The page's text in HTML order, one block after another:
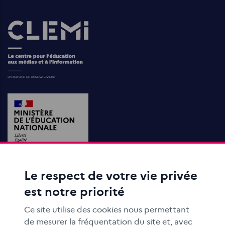
Images
ACTIONS ÉDUCATIVES
FORMATION
RESSOURCES
MÉDIAS SCOLAIRES
Le respect de votre vie privée
est notre priorité
Ce site utilise des cookies nous permettant
de mesurer la fréquentation du site et, avec